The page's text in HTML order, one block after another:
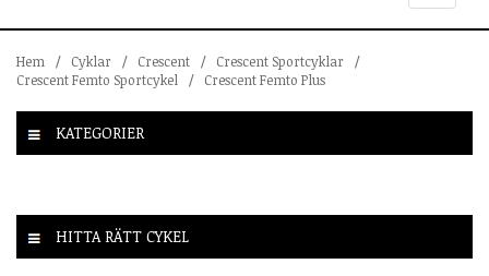
navigation
Hem / Cyklar / Crescent / Crescent Sportcyklar
/
Crescent Femto Sportcykel
/ Crescent Femto Plus
KATEGORIER
HITTA RÄTT CYKEL